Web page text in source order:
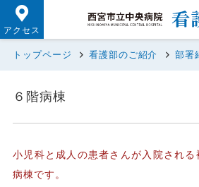
アクセス
トップページ 看護部のご紹介 部署
６階病棟
小児科と成人の患者さんが入院され
病棟です。